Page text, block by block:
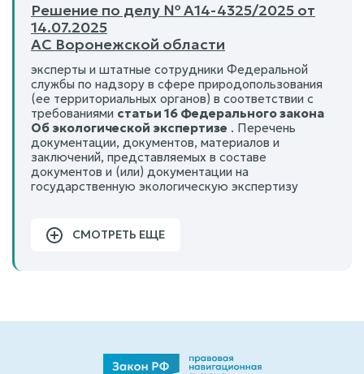
Решение по делу № А14-4325/2025 от
14.07.2025
АС Воронежской области
эксперты и штатные сотрудники Федеральной
службы по надзору в сфере природопользования
(ее территориальных органов) в соответствии с
требованиями статьи 16 Федерального закона
Об экологической экспертизе . Перечень
документации, документов, материалов и
заключений, представляемых в составе
документов и (или) документации на
государственную экологическую экспертизу
СМОТРЕТЬ ЕЩЕ